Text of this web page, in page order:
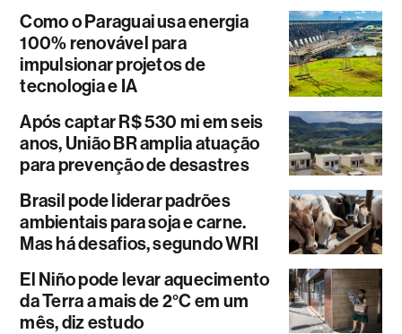
Como o Paraguai usa energia
100% renovável para
impulsionar projetos de
tecnologia e IA
Após captar R$ 530 mi em seis
anos, União BR amplia atuação
para prevenção de desastres
Brasil pode liderar padrões
ambientais para soja e carne.
Mas há desafios, segundo WRI
El Niño pode levar aquecimento
da Terra a mais de 2°C em um
mês, diz estudo